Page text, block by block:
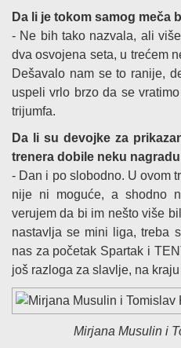
Da li je tokom samog meča
- Ne bih tako nazvala, ali
dva osvojena seta, u trećem
Dešavalo nam se to ranije,
uspeli vrlo brzo da se
trijumfa.
Da li su devojke za
trenera dobile neku
- Dan i po slobodno. U ovom
nije ni moguće, a shodno
verujem da bi im nešto više
nastavlja se mini liga, treba
nas za početak Spartak i
još razloga za slavlje, na
Mirjana Musulin i